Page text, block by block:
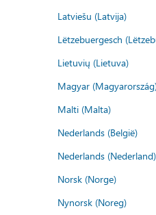
Latviešu (Latvija)
Lëtzebuergesch
Lietuvių (Lietuva)
Magyar
Malti (Malta)
Nederlands (België)
Nederlands (Nederland)
Norsk (Norge)
Nynorsk (Noreg)